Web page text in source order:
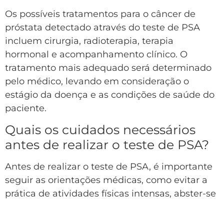
Os possíveis tratamentos para o câncer de
próstata detectado através do teste de PSA
incluem cirurgia, radioterapia, terapia
hormonal e acompanhamento clínico. O
tratamento mais adequado será determinado
pelo médico, levando em consideração o
estágio da doença e as condições de saúde do
paciente.
Quais os cuidados necessários
antes de realizar o teste de PSA?
Antes de realizar o teste de PSA, é importante
seguir as orientações médicas, como evitar a
prática de atividades físicas intensas, abster-se